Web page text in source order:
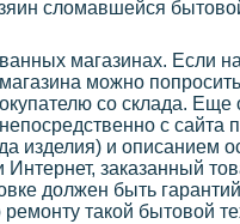
сломавшейся
магазинах. Если
можно
со склада.
с сайта
изделия) и описанием
заказанный
должен быть
такой бытовой